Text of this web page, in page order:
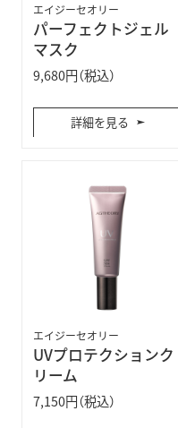
エイジーセオリー
パーフェクトジェル
マスク
9,680円（税込）
詳細を見る
エイジーセオリー
UVプロテクションク
リーム
7,150円（税込）